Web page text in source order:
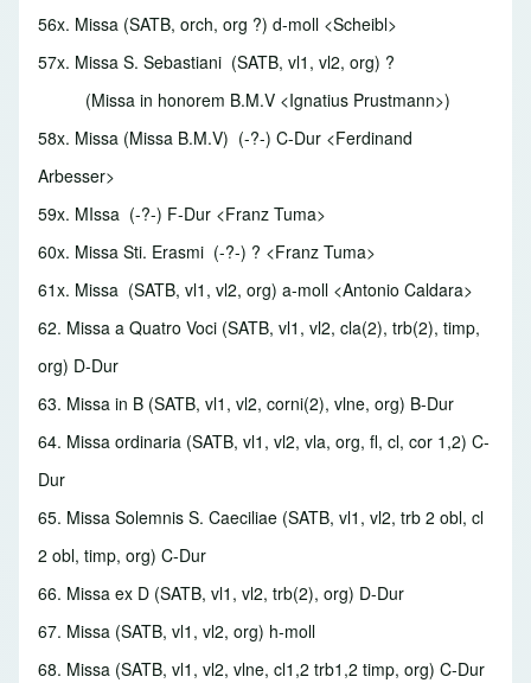
56x. Missa (SATB, orch, org ?) d-moll <Scheibl>
57x. Missa S. Sebastiani (SATB, vl1, vl2, org) ?
(Missa in honorem B.M.V <Ignatius Prustmann>)
58x. Missa (Missa B.M.V) (-?-) C-Dur <Ferdinand
Arbesser>
59x. MIssa (-?-) F-Dur <Franz Tuma>
60x. Missa Sti. Erasmi (-?-) ? <Franz Tuma>
61x. Missa (SATB, vl1, vl2, org) a-moll <Antonio Caldara>
62. Missa a Quatro Voci (SATB, vl1, vl2, cla(2), trb(2), timp,
org) D-Dur
63. Missa in B (SATB, vl1, vl2, corni(2), vlne, org) B-Dur
64. Missa ordinaria (SATB, vl1, vl2, vla, org, fl, cl, cor 1,2) C-
Dur
65. Missa Solemnis S. Caeciliae (SATB, vl1, vl2, trb 2 obl, cl
2 obl, timp, org) C-Dur
66. Missa ex D (SATB, vl1, vl2, trb(2), org) D-Dur
67. Missa (SATB, vl1, vl2, org) h-moll
68. Missa (SATB, vl1, vl2, vlne, cl1,2 trb1,2 timp, org) C-Dur